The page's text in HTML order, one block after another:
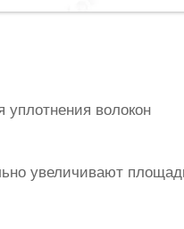
уплотнения волокон
увеличивают